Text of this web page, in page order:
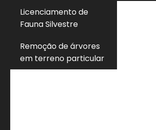
Licenciamento de
Fauna Silvestre
Remoção de árvores
em terreno particular
Bernardo do Campo - SP
de verificação da situação de
Paulo, permitindo confirmar
de acordo com as exigências
O acompanhamento adequado